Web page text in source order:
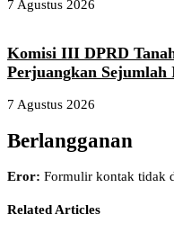
7 Agustus 2026
Komisi III DPRD
Perjuangkan
7 Agustus 2026
Berlangganan
Eror: Formulir kontak tidak
Related Articles